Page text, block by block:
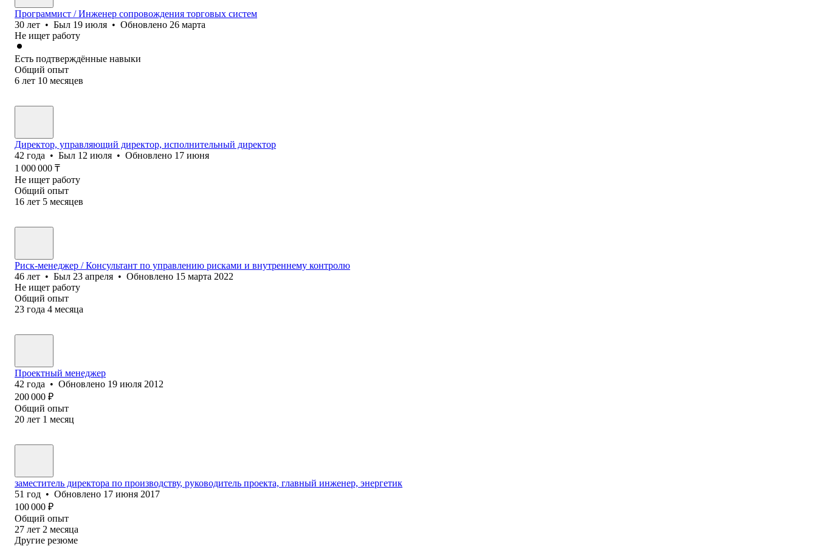
Программист / Инженер сопровождения торговых систем
30 лет • Был 19 июля • Обновлено 26 марта
Не ищет работу
Есть подтверждённые навыки
Общий опыт
6 лет 10 месяцев
Директор, управляющий директор, исполнительный директор
42 года • Был 12 июля • Обновлено 17 июня
1 000 000 ₸
Не ищет работу
Общий опыт
16 лет 5 месяцев
Риск-менеджер / Консультант по управлению рисками и внутреннему контролю
46 лет • Был 23 апреля • Обновлено 15 марта 2022
Не ищет работу
Общий опыт
23 года 4 месяца
Проектный менеджер
42 года • Обновлено 19 июля 2012
200 000 ₽
Общий опыт
20 лет 1 месяц
заместитель директора по производству, руководитель проекта, главный инженер, энергетик
51 год • Обновлено 17 июня 2017
100 000 ₽
Общий опыт
27 лет 2 месяца
Другие резюме